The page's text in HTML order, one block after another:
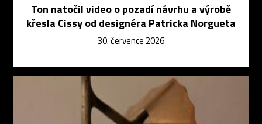
Ton natočil video o pozadí návrhu a výrobě
křesla Cissy od designéra Patricka Norgueta
30. července 2026